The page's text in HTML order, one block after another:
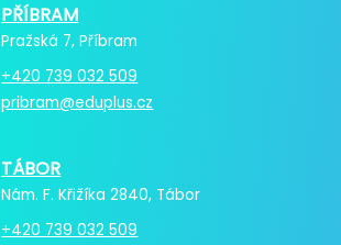
PŘÍBRAM
Pražská 7, Příbram
+420 739 032 509
pribram@eduplus.cz
TÁBOR
Nám. F. Křižíka 2840, Tábor
+420 739 032 509